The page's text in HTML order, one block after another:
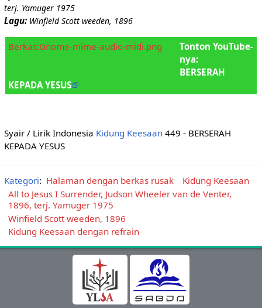
terj. Yamuger 1975
Lagu: Winfield Scott weeden, 1896
Berkas:Gnome-mime-audio-midi.png
Tonton YouTube-
nya:
BERSERAH
KEPADA YESUS
Syair / Lirik Indonesia Kidung Keesaan449 - BERSERAH
KEPADA YESUS
Kategori: Halaman dengan berkas rusak
Kidung Keesaan
All to Jesus I Surrender, Judson Wheeler van de Venter,
1896, terj. Yamuger 1975
Winfield Scott weeden, 1896
Kidung Keesaan dengan refrain